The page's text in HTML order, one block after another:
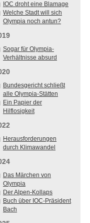
IOC droht eine Blamage
Welche Stadt will sich
Olympia noch antun?
Sogar für Olympia-
Verhältnisse absurd
Bundesgericht schließt
alle Olympia-Stätten
Ein Papier der
Hilflosigkeit
Herausforderungen
durch Klimawandel
Das Märchen von
Olympia
Der Alpen-Kollaps
Buch über IOC-Präsident
Bach